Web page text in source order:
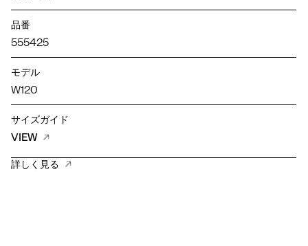
品番
555425
モデル
W120
サイズガイド
VIEW
詳しく見る